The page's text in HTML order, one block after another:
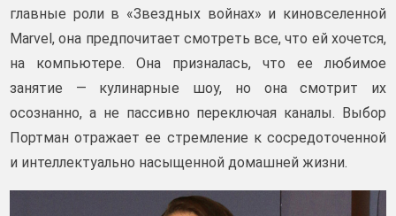
главные роли в «Звездных войнах» и киновселенной
Marvel, она предпочитает смотреть все, что ей хочется,
на компьютере. Она призналась, что ее любимое
занятие — кулинарные шоу, но она смотрит их
осознанно, а не пассивно переключая каналы. Выбор
Портман отражает ее стремление к сосредоточенной
и интеллектуально насыщенной домашней жизни.